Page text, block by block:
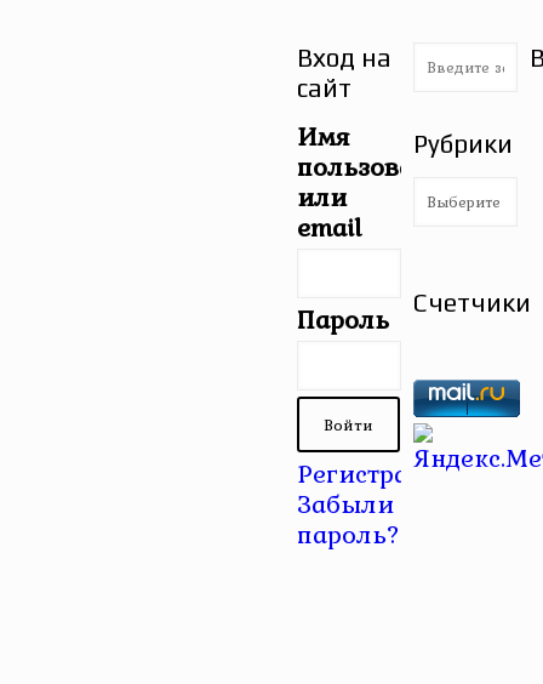
Вход на
сайт
Имя
пользователя
или
email
Пароль
Регистрация |
Забыли
пароль?
Рубрики
Рубрики
Счетчики